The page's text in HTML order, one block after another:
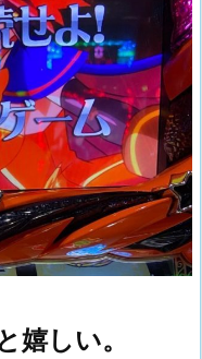
嬉しい。